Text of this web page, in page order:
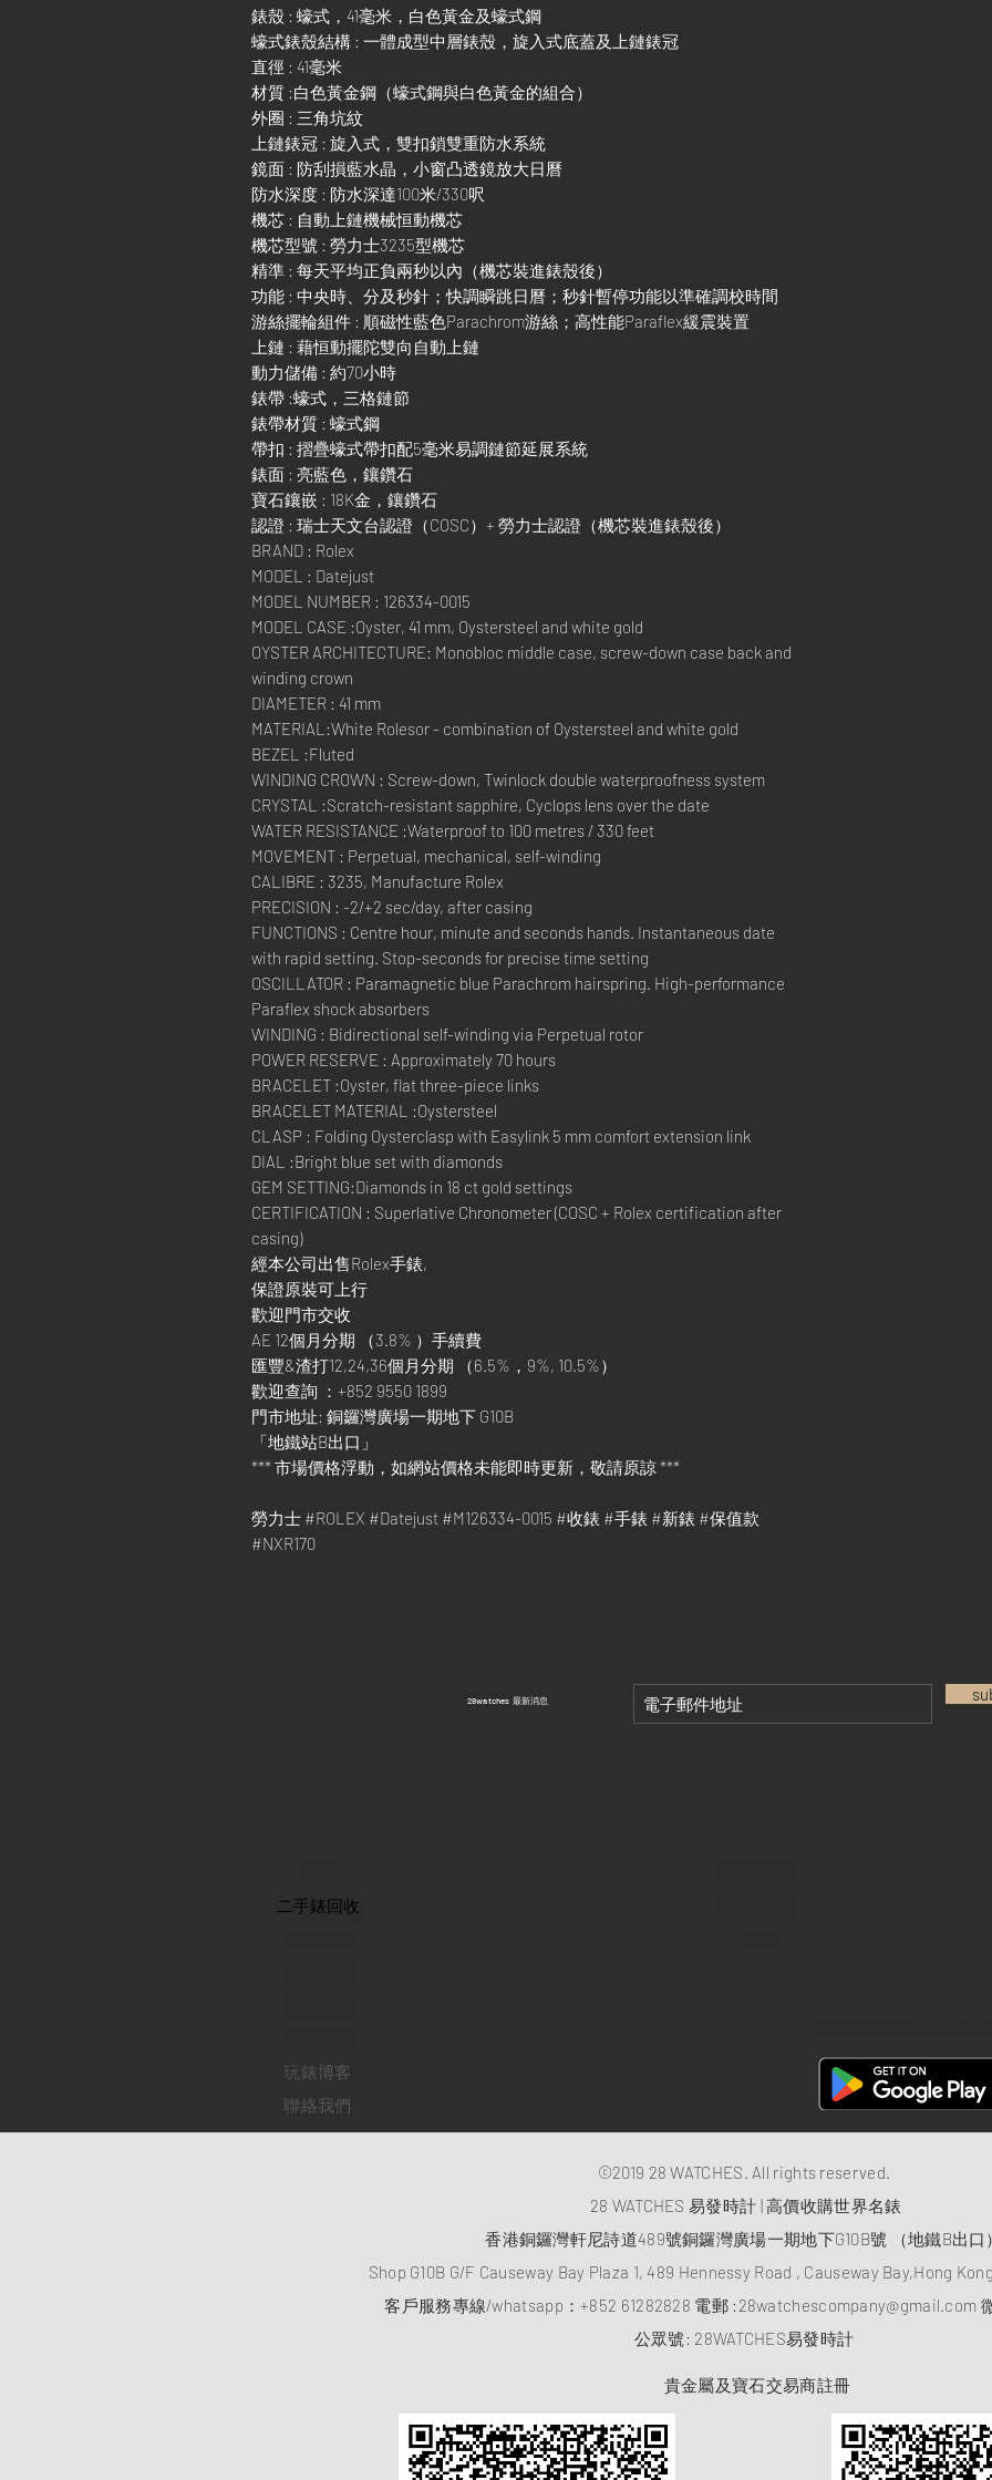
錶殼 : 蠔式，41毫米，白色黃金及蠔式鋼
蠔式錶殼結構 : 一體成型中層錶殼，旋入式底蓋及上鏈錶冠
直徑 : 41毫米
材質 :白色黃金鋼（蠔式鋼與白色黃金的組合）
外圈 : 三角坑紋
上鏈錶冠 : 旋入式，雙扣鎖雙重防水系統
鏡面 : 防刮損藍水晶，小窗凸透鏡放大日曆
防水深度 : 防水深達100米/330呎
機芯 : 自動上鏈機械恒動機芯
機芯型號 : 勞力士3235型機芯
精準 : 每天平均正負兩秒以內（機芯裝進錶殼後）
功能 : 中央時、分及秒針；快調瞬跳日曆；秒針暫停功能以準確調校時間
游絲擺輪組件 : 順磁性藍色Parachrom游絲；高性能Paraflex緩震裝置
上鏈 : 藉恒動擺陀雙向自動上鏈
動力儲備 : 約70小時
錶帶 :蠔式，三格鏈節
錶帶材質 : 蠔式鋼
帶扣 : 摺疊蠔式帶扣配5毫米易調鏈節延展系統
錶面 : 亮藍色，鑲鑽石
寶石鑲嵌 : 18K金，鑲鑽石
認證 : 瑞士天文台認證（COSC）+ 勞力士認證（機芯裝進錶殼後）
BRAND : Rolex
MODEL : Datejust
MODEL NUMBER : 126334-0015
MODEL CASE :Oyster, 41 mm, Oystersteel and white gold
OYSTER ARCHITECTURE: Monobloc middle case, screw-down case back and
winding crown
DIAMETER : 41 mm
MATERIAL:White Rolesor - combination of Oystersteel and white gold
BEZEL :Fluted
WINDING CROWN : Screw-down, Twinlock double waterproofness system
CRYSTAL :Scratch-resistant sapphire, Cyclops lens over the date
WATER RESISTANCE :Waterproof to 100 metres / 330 feet
MOVEMENT : Perpetual, mechanical, self-winding
CALIBRE : 3235, Manufacture Rolex
PRECISION : -2/+2 sec/day, after casing
FUNCTIONS : Centre hour, minute and seconds hands. Instantaneous date
with rapid setting. Stop-seconds for precise time setting
OSCILLATOR : Paramagnetic blue Parachrom hairspring. High-performance
Paraflex shock absorbers
WINDING : Bidirectional self-winding via Perpetual rotor
POWER RESERVE : Approximately 70 hours
BRACELET :Oyster, flat three-piece links
BRACELET MATERIAL :Oystersteel
CLASP : Folding Oysterclasp with Easylink 5 mm comfort extension link
DIAL :Bright blue set with diamonds
GEM SETTING:Diamonds in 18 ct gold settings
CERTIFICATION : Superlative Chronometer (COSC + Rolex certification after
casing)
經本公司出售Rolex手錶,
保證原裝可上行
歡迎門市交收
AE 12個月分期 （3.8% ）手續費
匯豐&渣打12,24,36個月分期 （6.5%，9%, 10.5%）
歡迎查詢 ：+852 9550 1899
門市地址: 銅鑼灣廣場一期地下 G10B
「地鐵站B出口」
*** 市場價格浮動，如網站價格未能即時更新，敬請原諒 ***
勞力士 #ROLEX #Datejust #M126334-0015 #收錶 #手錶 #新錶 #保值款
#NXR170
​28watches 最新消息
​二手錶回收
玩錶博客
聯絡我們
©2019 28 WATCHES. All rights reserved.
28 WATCHES 易發時計 | 高價收購世界名錶
香港銅鑼灣軒尼詩道489號銅鑼灣廣場一期地下G10B號 （地鐵B出口）
Shop G10B G/F Causeway Bay Plaza 1, 489 Hennessy Road , Causeway Bay,Hong Kong
客戶服務專線/whatsapp：+852 61282828 電郵 : 28watchescompany@gmail.com
​公眾號: 28WATCHES易發時計
貴金屬及寶石交易商註冊